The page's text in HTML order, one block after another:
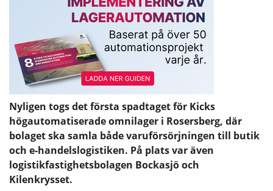
Nyligen togs det första spadtaget för Kicks
högautomatiserade omnilager i Rosersberg, där
bolaget ska samla både varuförsörjningen till butik
och e-handelslogistiken. På plats var även
logistikfastighetsbolagen Bockasjö och
Kilenkrysset.